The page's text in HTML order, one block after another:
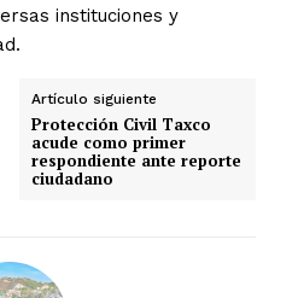
instituciones y
Artículo siguiente
Protección Civil Taxco
acude como primer
respondiente ante reporte
ciudadano